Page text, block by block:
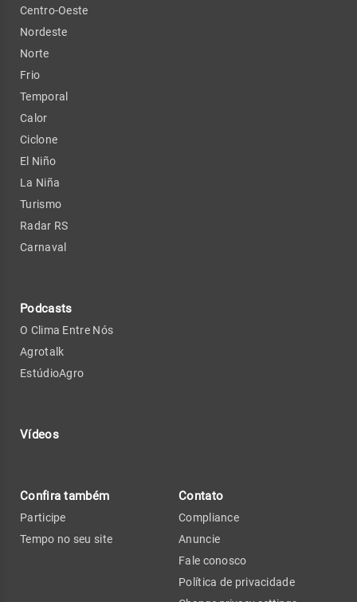
Centro-Oeste
Nordeste
Norte
Frio
Temporal
Calor
Ciclone
El Niño
La Niña
Turismo
Radar RS
Carnaval
Podcasts
O Clima Entre Nós
Agrotalk
EstúdioAgro
Vídeos
Confira também
Participe
Tempo no seu site
Contato
Compliance
Anuncie
Fale conosco
Política de privacidade